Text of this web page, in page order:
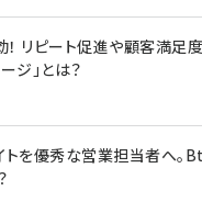
！ リピート促進や顧客満足
ジ」とは？
を優秀な営業担当者へ。